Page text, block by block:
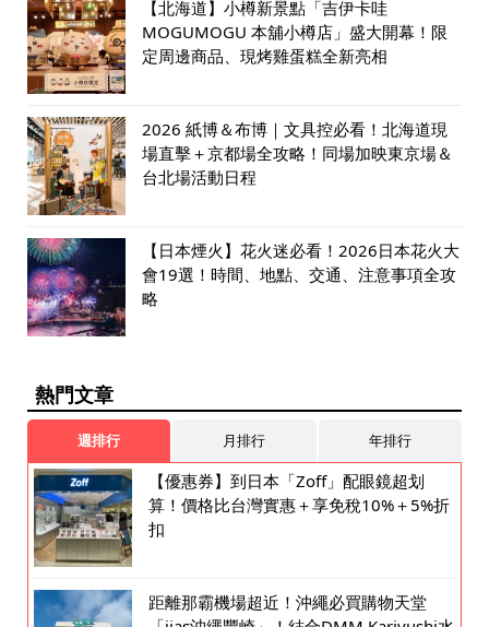
【北海道】小樽新景點「吉伊卡哇
MOGUMOGU 本舖小樽店」盛大開幕！限
定周邊商品、現烤雞蛋糕全新亮相
2026 紙博＆布博｜文具控必看！北海道現
場直擊＋京都場全攻略！同場加映東京場＆
台北場活動日程
【日本煙火】花火迷必看！2026日本花火大
會19選！時間、地點、交通、注意事項全攻
略
熱門文章
週排行 月排行 年排行
【優惠券】到日本「Zoff」配眼鏡超划
算！價格比台灣實惠＋享免稅10%＋5%折
扣
距離那霸機場超近！沖繩必買購物天堂